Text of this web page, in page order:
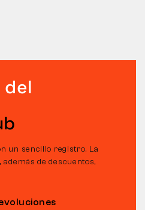
del
un sencillo registro. La
de descuentos,